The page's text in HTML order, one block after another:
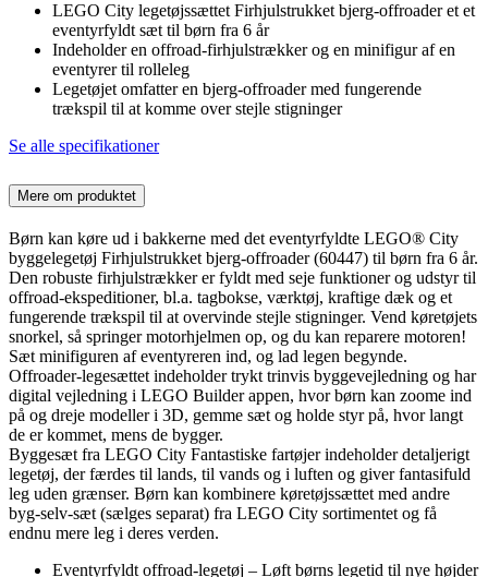
LEGO City legetøjssættet Firhjulstrukket bjerg-offroader et et
eventyrfyldt sæt til børn fra 6 år
Indeholder en offroad-firhjulstrækker og en minifigur af en
eventyrer til rolleleg
Legetøjet omfatter en bjerg-offroader med fungerende
trækspil til at komme over stejle stigninger
Se alle specifikationer
Mere om produktet
Børn kan køre ud i bakkerne med det eventyrfyldte LEGO® City
byggelegetøj Firhjulstrukket bjerg-offroader (60447) til børn fra 6 år.
Den robuste firhjulstrækker er fyldt med seje funktioner og udstyr til
offroad-ekspeditioner, bl.a. tagbokse, værktøj, kraftige dæk og et
fungerende trækspil til at overvinde stejle stigninger. Vend køretøjets
snorkel, så springer motorhjelmen op, og du kan reparere motoren!
Sæt minifiguren af eventyreren ind, og lad legen begynde.
Offroader-legesættet indeholder trykt trinvis byggevejledning og har
digital vejledning i LEGO Builder appen, hvor børn kan zoome ind
på og dreje modeller i 3D, gemme sæt og holde styr på, hvor langt
de er kommet, mens de bygger.
Byggesæt fra LEGO City Fantastiske fartøjer indeholder detaljerigt
legetøj, der færdes til lands, til vands og i luften og giver fantasifuld
leg uden grænser. Børn kan kombinere køretøjssættet med andre
byg-selv-sæt (sælges separat) fra LEGO City sortimentet og få
endnu mere leg i deres verden.
Eventyrfyldt offroad-legetøj – Løft børns legetid til nye højder